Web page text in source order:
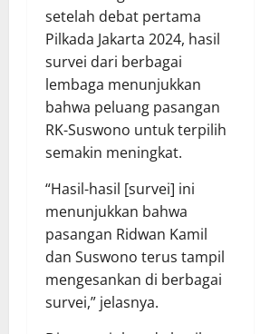
setelah debat pertama
Pilkada Jakarta 2024, hasil
survei dari berbagai
lembaga menunjukkan
bahwa peluang pasangan
RK-Suswono untuk terpilih
semakin meningkat.
“Hasil-hasil [survei] ini
menunjukkan bahwa
pasangan Ridwan Kamil
dan Suswono terus tampil
mengesankan di berbagai
survei,” jelasnya.